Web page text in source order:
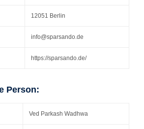
12051 Berlin
info@sparsando.de
https://sparsando.de/
Person:
Ved Parkash Wadhwa